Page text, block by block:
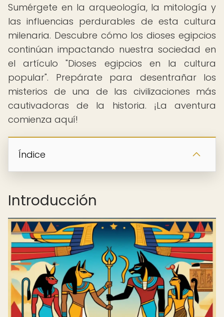
Sumérgete en la arqueología, la mitología y
las influencias perdurables de esta cultura
milenaria. Descubre cómo los dioses egipcios
continúan impactando nuestra sociedad en
el artículo "Dioses egipcios en la cultura
popular". Prepárate para desentrañar los
misterios de una de las civilizaciones más
cautivadoras de la historia. ¡La aventura
comienza aquí!
Índice
Introducción